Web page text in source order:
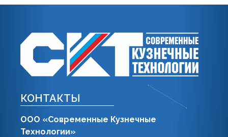
КОНТАКТЫ
ООО «Современные Кузнечные
Технологии»